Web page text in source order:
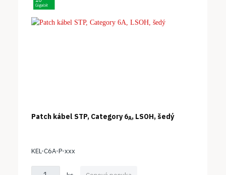
Patch kábel STP, Category 6A, LSOH, šedý
KEL-C6A-P-xxx